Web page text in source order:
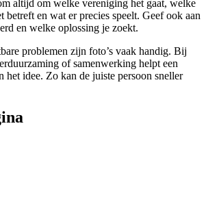
altijd om welke vereniging het gaat, welke
betreft en wat er precies speelt. Geef ook aan
en welke oplossing je zoekt.
problemen zijn foto’s vaak handig. Bij
of samenwerking helpt een
het idee. Zo kan de juiste persoon sneller